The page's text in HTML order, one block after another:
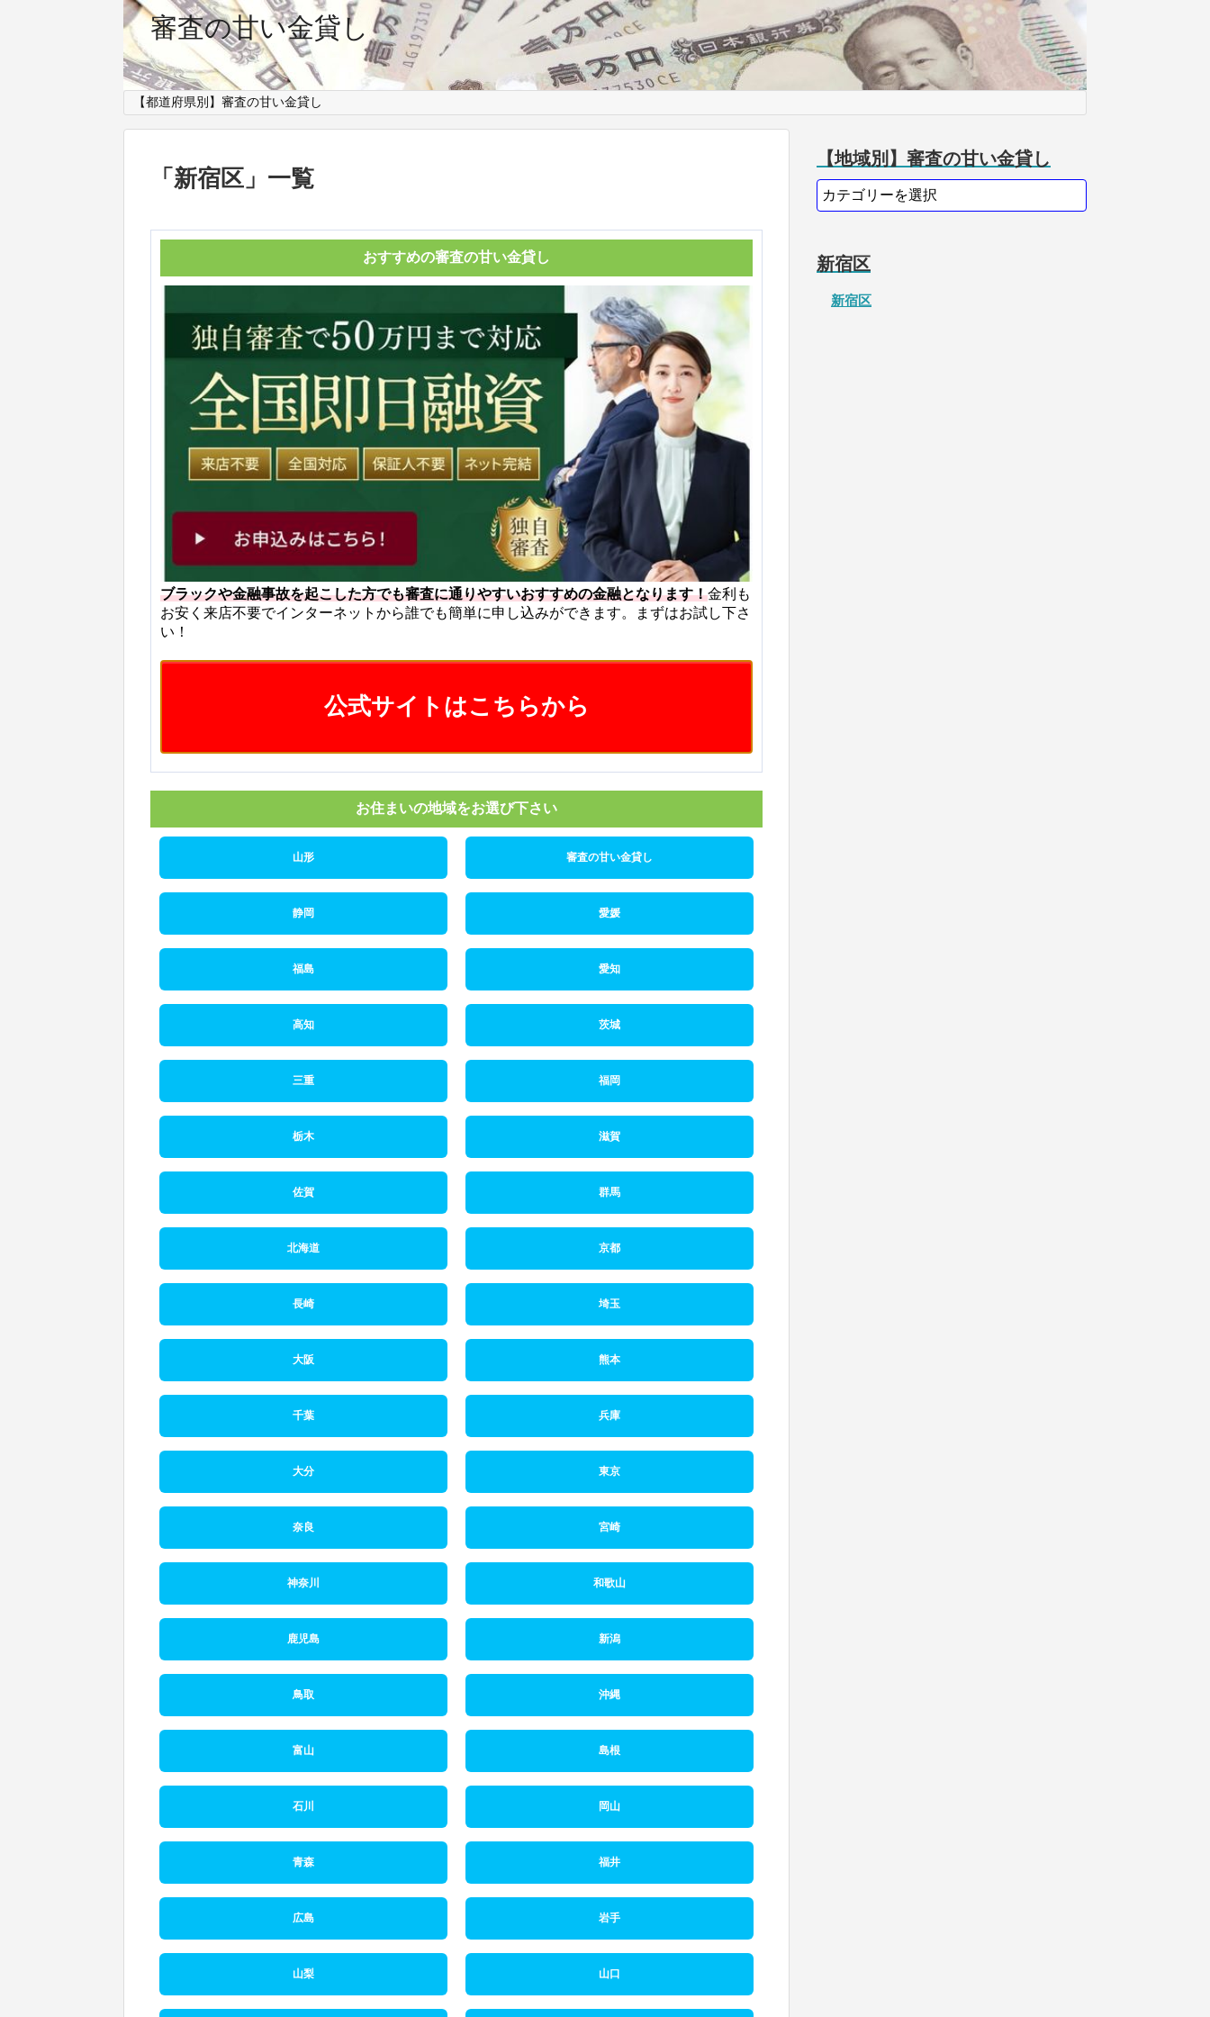
審査の甘い金貸し
【都道府県別】審査の甘い金貸し
「 新宿区 」 一覧
おすすめの審査の甘い金貸し
ブラックや金融事故を起こした方でも審査に通りやすいおすすめの金融となります！金利も
お安く来店不要でインターネットから誰でも簡単に申し込みができます。まずはお試し下さ
い！
公式サイトはこちらから
お住まいの地域をお選び下さい
山形 審査の甘い金貸し
静岡 愛媛
福島 愛知
高知 茨城
三重 福岡
栃木 滋賀
佐賀 群馬
北海道 京都
長崎 埼玉
大阪 熊本
千葉 兵庫
大分 東京
奈良 宮崎
神奈川 和歌山
鹿児島 新潟
鳥取 沖縄
富山 島根
石川 岡山
青森 福井
広島 岩手
山梨 山口
【地域別】審査の甘い金貸し
新宿区
新宿区